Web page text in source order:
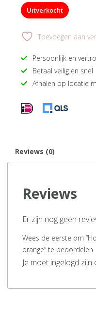
Uitverkocht
Toevoegen aan
Persoonlijk en
Betaal veilig en snel
Afhalen op locatie
Reviews (0)
Reviews
Er zijn nog geen
Wees de eerste om
orange” te beoordelen
Je moet ingelogd